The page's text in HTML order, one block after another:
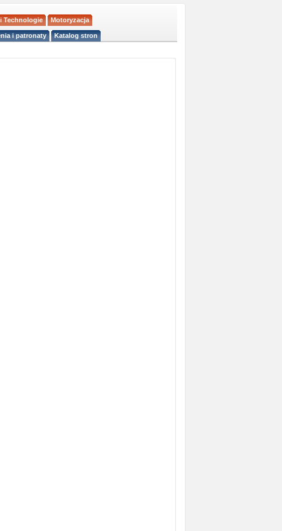
Technologie Motoryzacja
i patronaty Katalog stron